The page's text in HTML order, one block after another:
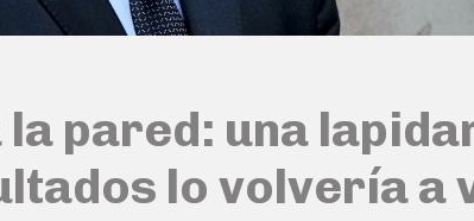
pared: una
lo volvería a